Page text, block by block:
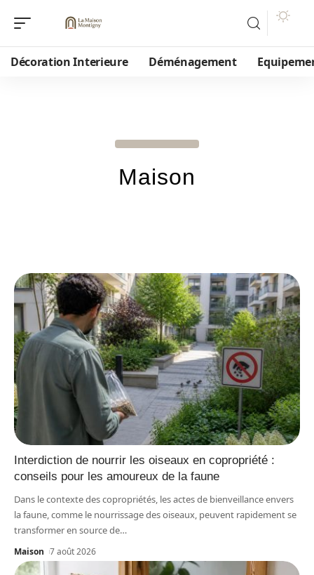
Décoration Interieure Déménagement
Maison
Interdiction de nourrir les oiseaux en copropriété :
conseils pour les amoureux de la faune
Dans le contexte des copropriétés, les actes de bienveillance envers
la faune, comme le nourrissage des oiseaux, peuvent rapidement se
transformer en source de…
Maison 7 août 2026